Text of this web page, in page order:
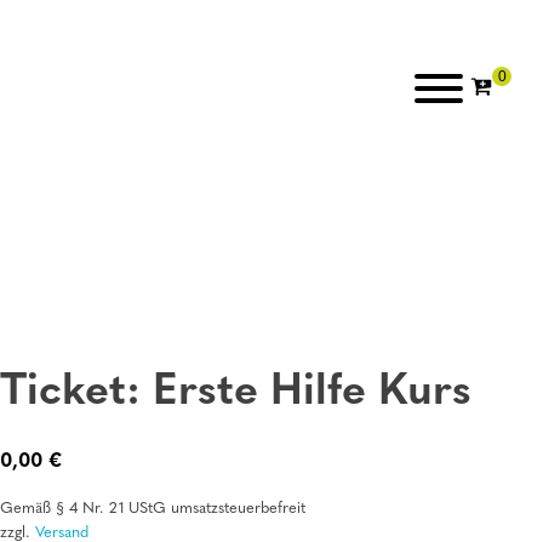
Ticket: Erste Hilfe Kurs
0,00 €
Gemäß § 4 Nr. 21 UStG umsatzsteuerbefreit
zzgl. Versand